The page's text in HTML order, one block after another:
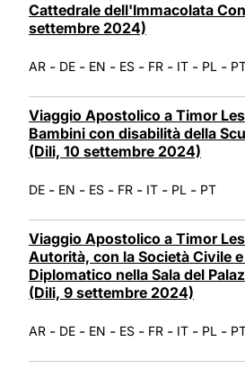
Cattedrale dell'Immacolata
settembre 2024)
AR - DE - EN - ES - FR - IT - PL -
Viaggio Apostolico a Timor
Bambini con disabilità della
(Dili, 10 settembre 2024)
DE - EN - ES - FR - IT - PL - PT
Viaggio Apostolico a Timor
Autorità, con la Società Civile
Diplomatico nella Sala del
(Dili, 9 settembre 2024)
AR - DE - EN - ES - FR - IT - PL -